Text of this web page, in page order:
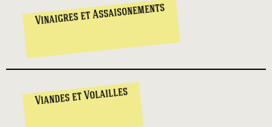
Vinaigres et Assaisonements
Viandes et Volailles